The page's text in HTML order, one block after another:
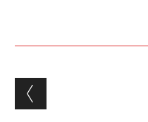
Post